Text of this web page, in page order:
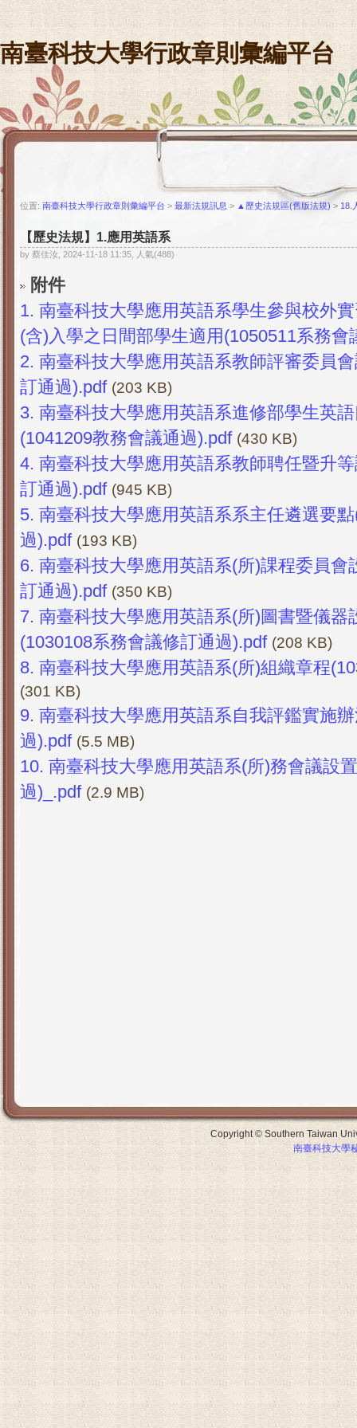
南臺科技大學行政章則彙編平台
位置: 南臺科技大學行政章則彙編平台 > 最新法規訊息 > ▲歷史法規區(舊版法規) > 18.
【歷史法規】1.應用英語系
by 蔡佳汝, 2024-11-18 11:35, 人氣(488)
附件
1. 南臺科技大學應用英語系學生參與校外
(含)入學之日間部學生適用(1050511系務會
2. 南臺科技大學應用英語系教師評審委員
訂通過).pdf (203 KB)
3. 南臺科技大學應用英語系進修部學生英
(1041209教務會議通過).pdf (430 KB)
4. 南臺科技大學應用英語系教師聘任暨升
訂通過).pdf (945 KB)
5. 南臺科技大學應用英語系系主任遴選要
過).pdf (193 KB)
6. 南臺科技大學應用英語系(所)課程委員會
訂通過).pdf (350 KB)
7. 南臺科技大學應用英語系(所)圖書暨儀器
(1030108系務會議修訂通過).pdf (208 KB)
8. 南臺科技大學應用英語系(所)組織章程
(301 KB)
9. 南臺科技大學應用英語系自我評鑑實施
過).pdf (5.5 MB)
10. 南臺科技大學應用英語系(所)務會議設
過)_.pdf (2.9 MB)
Copyright © Southern Taiwan
南臺科技大學